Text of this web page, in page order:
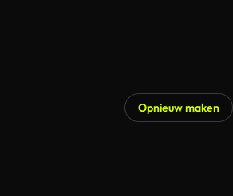
Opnieuw maken